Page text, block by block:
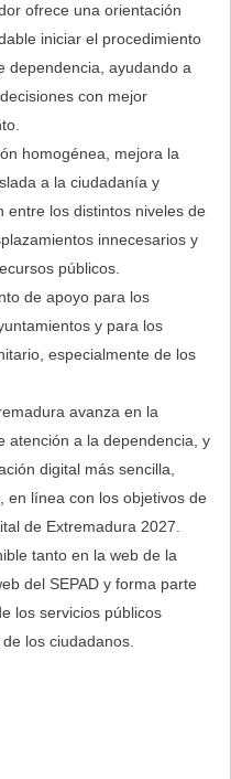
ofrece una orientación
iniciar el procedimiento
dependencia, ayudando a
con mejor
homogénea, mejora la
a la ciudadanía y
entre los distintos niveles de
innecesarios y
públicos.
de apoyo para los
y para los
especialmente de los
avanza en la
atención a la dependencia, y
digital más sencilla,
en línea con los objetivos de
de Extremadura 2027.
tanto en la web de la
del SEPAD y forma parte
los servicios públicos
los ciudadanos.